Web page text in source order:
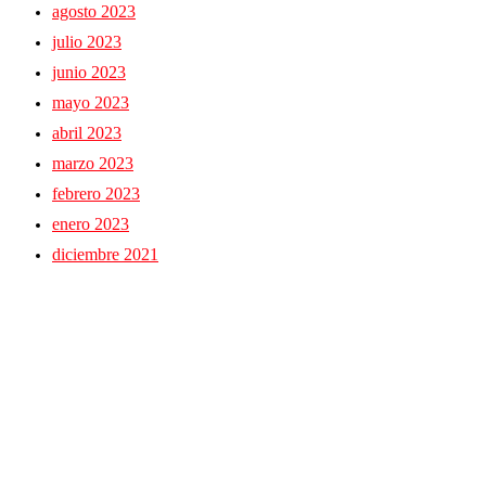
agosto 2023
julio 2023
junio 2023
mayo 2023
abril 2023
marzo 2023
febrero 2023
enero 2023
diciembre 2021